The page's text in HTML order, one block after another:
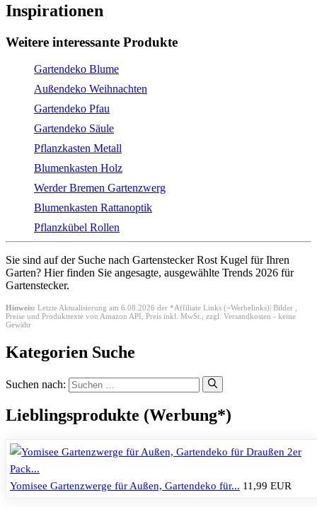
Inspirationen
Weitere interessante Produkte
Gartendeko Blume
Außendeko Weihnachten
Gartendeko Pfau
Gartendeko Säule
Pflanzkasten Metall
Blumenkasten Holz
Werder Bremen Gartenzwerg
Blumenkasten Rattanoptik
Pflanzkübel Rollen
Sie sind auf der Suche nach Gartenstecker Rost Kugel für Ihren
Garten? Hier finden Sie angesagte, ausgewählte Trends 2026 für
Gartenstecker.
Hinweis: Letzte Aktualisierung am 6.08.2026 der *Affiliate Links (=Werbelinks)| Bilder ,
Preise und Produkttexte von Amazon API, Preis inkl. MwSt., zzgl. Versandkosten - keine
Gewähr
Kategorien Suche
Suchen nach:
Lieblingsprodukte (Werbung*)
Yomisee Gartenzwerge für Außen, Gartendeko für... 11,99 EUR